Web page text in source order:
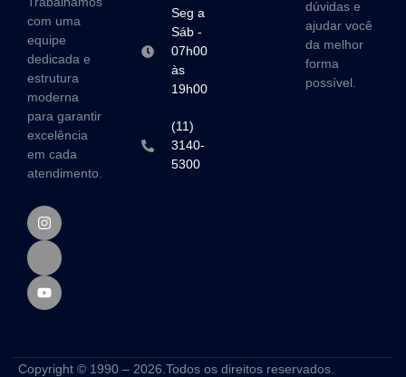
com uma
equipe
dedicada e
estrutura
moderna
para garantir
excelência
em cada
atendimento.
Seg a
Sáb -
07h00
às
19h00
(11)
3140-
5300
dúvidas e
ajudar você
da melhor
forma
possível.
Copyright © 1990 – 2026.Todos os direitos reservados.